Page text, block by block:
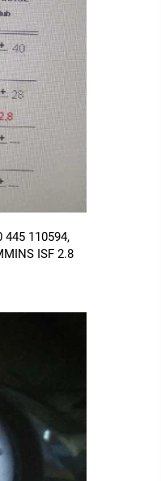
445 110594,
ISF 2.8